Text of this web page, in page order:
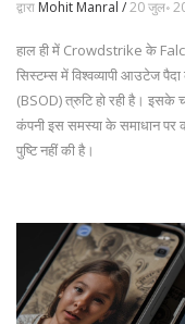
द्वारा Mohit Manral /20 जुल॰
हाल ही में Crowdstrike के
सिस्टम्स में विश्वव्यापी आउटेज
(BSOD) त्रुटि हो रही है। इसके
कंपनी इस समस्या के समाधान पर
पुष्टि नहीं की है।